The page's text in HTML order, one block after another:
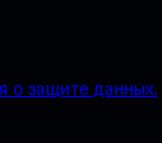
о защите данных.